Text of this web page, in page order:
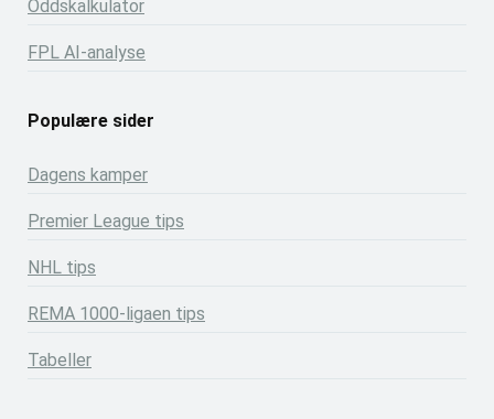
Oddskalkulator
FPL AI-analyse
Populære sider
Dagens kamper
Premier League tips
NHL tips
REMA 1000-ligaen tips
Tabeller